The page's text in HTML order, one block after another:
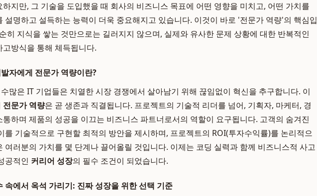
지만, 그 기술을 도입했을 때 회사의 비즈니스 목표에 어떤 영향을 미치고, 어떤 가치를
설명하고 설득하는 능력이 더욱 중요해지고 있습니다. 이것이 바로 '전문가 역량'의 핵심입
히 지식을 쌓는 것만으로는 길러지지 않으며, 실제와 유사한 문제 상황에 대한 반복적인
방식을 통해 체득됩니다.
자에게 전문가 역량이란?
많은 IT 기업들은 치열한 시장 경쟁에서 살아남기 위해 끊임없이 혁신을 추구합니다. 이
전문가 역량은 곧 생존과 직결됩니다. 프로젝트의 기술적 리더를 넘어, 기획자, 마케터, 경
하며 제품의 성공을 이끄는 비즈니스 파트너로서의 역할이 요구됩니다. 고객의 숨겨진
를 기술적으로 구현할 최적의 방안을 제시하며, 프로젝트의 ROI(투자수익률)를 논리적으
여러분의 가치를 몇 단계나 끌어올릴 것입니다. 이제는 코딩 실력과 함께 비즈니스적 사고
공적인 커리어 성장의 필수 조건이 되었습니다.
속에서 옥석 가리기: 진짜 성장을 위한 선택 기준